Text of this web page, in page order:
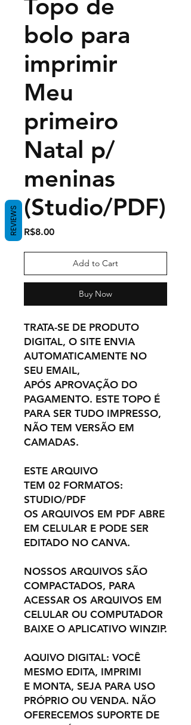
Topo de
bolo para
imprimir
Meu
primeiro
Natal p/
meninas
(Studio/PDF)
R$8.00Price
Add to Cart
Buy Now
TRATA-SE DE PRODUTO
DIGITAL, O SITE ENVIA
AUTOMATICAMENTE NO
SEU EMAIL,
APÓS APROVAÇÃO DO
PAGAMENTO. ESTE TOPO É
PARA SER TUDO IMPRESSO,
NÃO TEM VERSÃO EM
CAMADAS.
ESTE ARQUIVO
TEM 02 FORMATOS:
STUDIO/PDF
OS ARQUIVOS EM PDF ABRE
EM CELULAR E PODE SER
EDITADO NO CANVA.
NOSSOS ARQUIVOS SÃO
COMPACTADOS, PARA
ACESSAR OS ARQUIVOS EM
CELULAR OU COMPUTADOR
BAIXE O APLICATIVO WINZIP.
AQUIVO DIGITAL: VOCÊ
MESMO EDITA, IMPRIMI
E MONTA, SEJA PARA USO
PRÓPRIO OU VENDA. NÃO
OFERECEMOS SUPORTE DE
REVIEWS